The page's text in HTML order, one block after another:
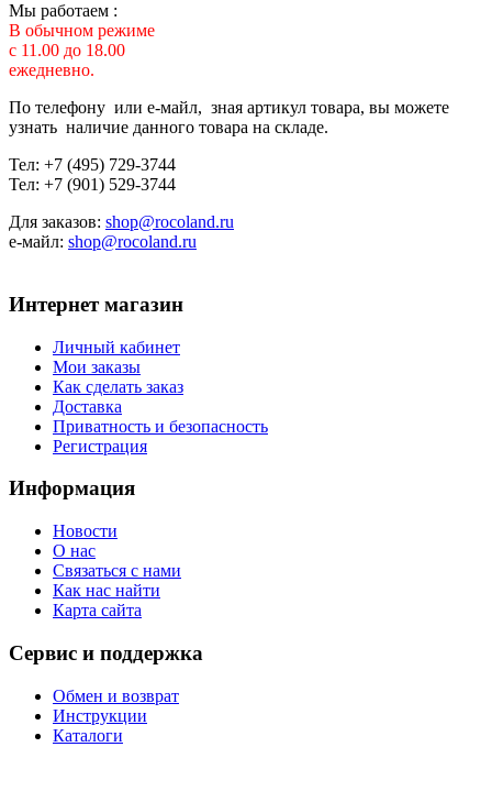
Мы работаем :
В обычном режиме
с 11.00 до 18.00
ежедневно.
По телефону или е-майл, зная артикул товара, вы можете
узнать наличие данного товара на складе.
Тел: +7 (495) 729-3744
Тел: +7 (901) 529-3744
Для заказов: shop@rocoland.ru
е-майл: shop@rocoland.ru
Интернет магазин
Личный кабинет
Мои заказы
Как сделать заказ
Доставка
Приватность и безопасность
Регистрация
Информация
Новости
О нас
Связаться с нами
Как нас найти
Карта сайта
Сервис и поддержка
Обмен и возврат
Инструкции
Каталоги